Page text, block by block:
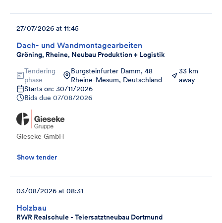
Dach- und Wandmontagearbeiten
Gröning, Rheine, Neubau Produktion + Logistik
27/07/2026 at 11:45
Tendering
phase
Burgsteinfurter Damm, 48
Rheine-Mesum, Deutschland
33 km
away
Starts on: 30/11/2026
Bids due 07/08/2026
Gieseke GmbH
Show tender
Holzbau
RWR Realschule - Teiersatztneubau Dortmund
03/08/2026 at 08:31